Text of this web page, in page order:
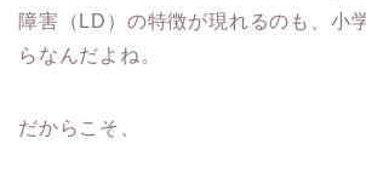
障害（LD）の特徴が現れるのも、小
らなんだよね。
だからこそ、